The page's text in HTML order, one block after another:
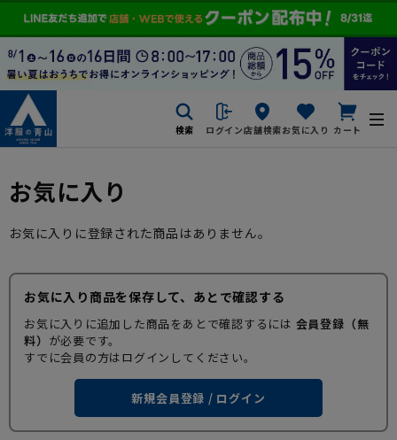
検索 ログイン店舗検索お気に入り カート
お気に入り
お気に入りに登録された商品はありません。
お気に入り商品を保存して、あとで確認する
お気に入りに追加した商品をあとで確認するには 会員登録（無
料） が必要です。
すでに会員の方はログインしてください。
新規会員登録 / ログイン